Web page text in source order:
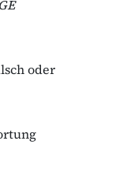
oder